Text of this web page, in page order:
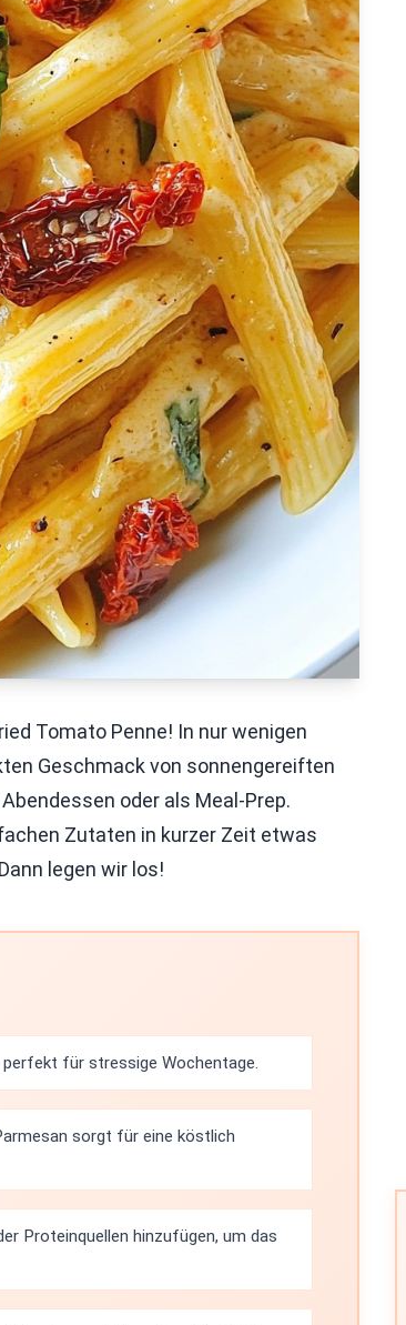
Tomato Penne! In nur wenigen
Geschmack von sonnengereiften
oder als Meal-Prep.
Zutaten in kurzer Zeit etwas
legen wir los!
für stressige Wochentage.
sorgt für eine köstlich
Proteinquellen hinzufügen, um das